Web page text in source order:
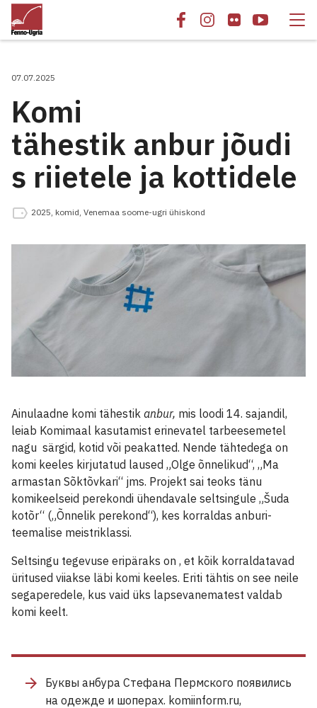
07.07.2025
Komi
tähestik anbur jõudi
s riietele ja kottidele
2025, komid, Venemaa soome-ugri ühiskond
Ainulaadne komi tähestik anbur, mis loodi 14. sajandil,
leiab Komimaal kasutamist erinevatel tarbeesemetel
nagu särgid, kotid või peakatted. Nende tähtedega on
komi keeles kirjutatud laused „Olge õnnelikud“, „Ma
armastan Sõktõvkari“ jms. Projekt sai teoks tänu
komikeelseid perekondi ühendavale seltsingule „Šuda
kotõr“ („Õnnelik perekond“), kes korraldas anburi-
teemalise meistriklassi.
Seltsingu tegevuse eripäraks on , et kõik korraldatavad
üritused viiakse läbi komi keeles. Eriti tähtis on see neile
segaperedele, kus vaid üks lapsevanematest valdab
komi keelt.
Буквы анбура Стефана Пермского появились
на одежде и шоперах. komiinform.ru,